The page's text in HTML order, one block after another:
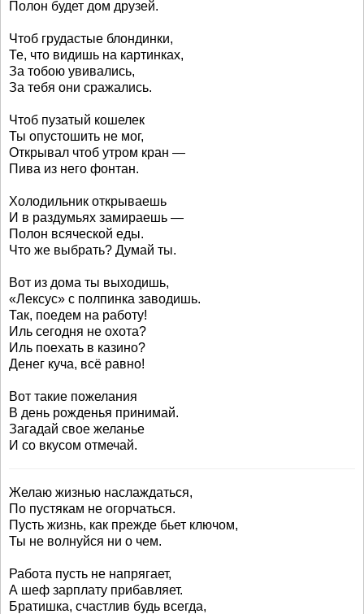
Полон будет дом друзей.
Чтоб грудастые блондинки,
Те, что видишь на картинках,
За тобою увивались,
За тебя они сражались.
Чтоб пузатый кошелек
Ты опустошить не мог,
Открывал чтоб утром кран —
Пива из него фонтан.
Холодильник открываешь
И в раздумьях замираешь —
Полон всяческой еды.
Что же выбрать? Думай ты.
Вот из дома ты выходишь,
«Лексус» с полпинка заводишь.
Так, поедем на работу!
Иль сегодня не охота?
Иль поехать в казино?
Денег куча, всё равно!
Вот такие пожелания
В день рожденья принимай.
Загадай свое желанье
И со вкусом отмечай.
Желаю жизнью наслаждаться,
По пустякам не огорчаться.
Пусть жизнь, как прежде бьет ключом,
Ты не волнуйся ни о чем.
Работа пусть не напрягает,
А шеф зарплату прибавляет.
Братишка, счастлив будь всегда,